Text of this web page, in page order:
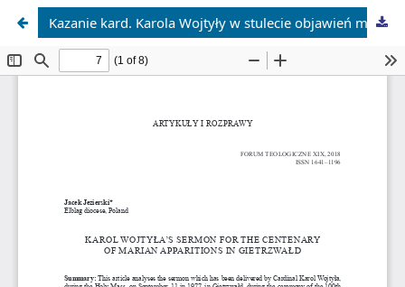
Kazanie kard. Karola Wojtyły w stulecie objawień maryjnych w Gietrzwałdzie